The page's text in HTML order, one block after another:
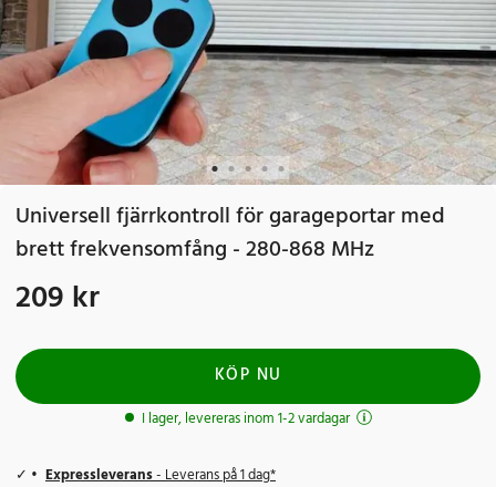
Universell fjärrkontroll för garageportar med
brett frekvensomfång - 280-868 MHz
Pris:209 kr
209 kr
KÖP NU
I lager, levereras inom 1-2 vardagar
Expressleverans- Leverans på 1 dag*